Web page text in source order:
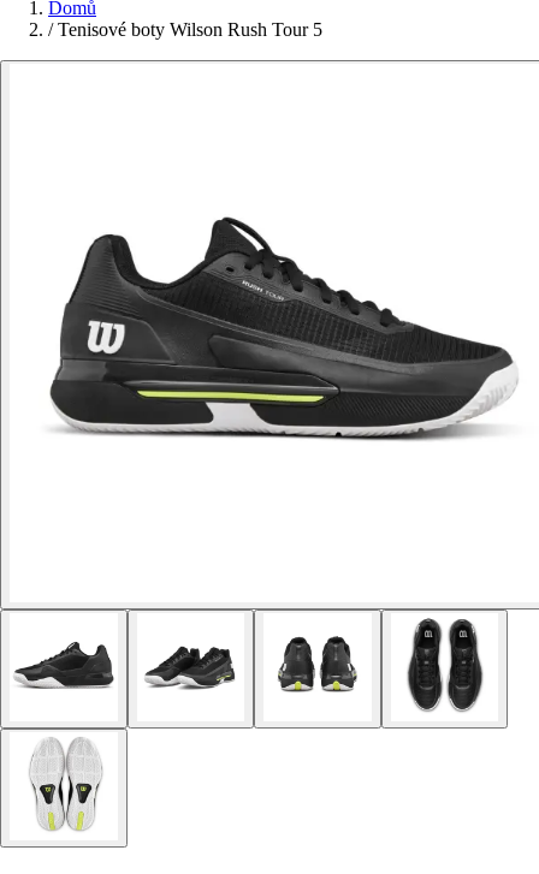
Domů
/ Tenisové boty Wilson Rush Tour 5